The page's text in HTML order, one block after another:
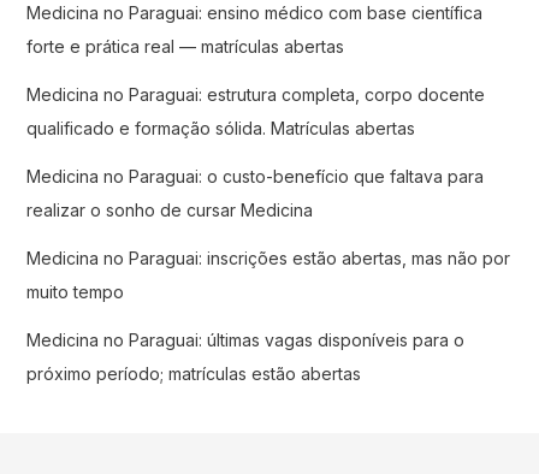
Medicina no Paraguai: ensino médico com base científica
forte e prática real — matrículas abertas
Medicina no Paraguai: estrutura completa, corpo docente
qualificado e formação sólida. Matrículas abertas
Medicina no Paraguai: o custo-benefício que faltava para
realizar o sonho de cursar Medicina
Medicina no Paraguai: inscrições estão abertas, mas não por
muito tempo
Medicina no Paraguai: últimas vagas disponíveis para o
próximo período; matrículas estão abertas